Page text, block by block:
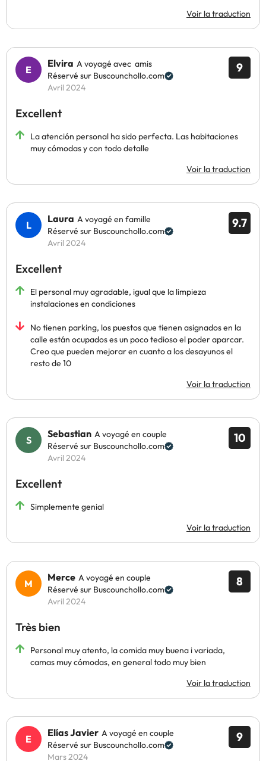
Voir la traduction
9
Elvira A voyagé avec amis
Réservé sur Buscounchollo.com
Avril 2024
Excellent
La atención personal ha sido perfecta. Las habitaciones
muy cómodas y con todo detalle
Voir la traduction
9.7
Laura A voyagé en famille
Réservé sur Buscounchollo.com
Avril 2024
Excellent
El personal muy agradable, igual que la limpieza
instalaciones en condiciones
No tienen parking, los puestos que tienen asignados en la
calle están ocupados es un poco tedioso el poder aparcar.
Creo que pueden mejorar en cuanto a los desayunos el
resto de 10
Voir la traduction
10
Sebastian A voyagé en couple
Réservé sur Buscounchollo.com
Avril 2024
Excellent
Simplemente genial
Voir la traduction
8
Merce A voyagé en couple
Réservé sur Buscounchollo.com
Avril 2024
Très bien
Personal muy atento, la comida muy buena i variada,
camas muy cómodas, en general todo muy bien
Voir la traduction
9
Elías Javier A voyagé en couple
Réservé sur Buscounchollo.com
Mars 2024